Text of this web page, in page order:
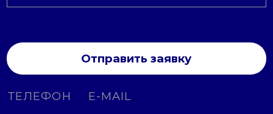
Отправить заявку
ТЕЛЕФОН E-MAIL